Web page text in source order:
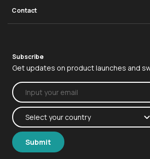
Verrou à poignée pivotante
Immobilier
Contact
Subscribe
Get updates on product launches and
Submit